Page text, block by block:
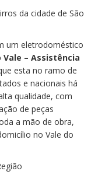
da cidade de São
um eletrodoméstico
Vale – Assistência
esta no ramo de
e nacionais há
qualidade, com
de peças
a mão de obra,
no Vale do